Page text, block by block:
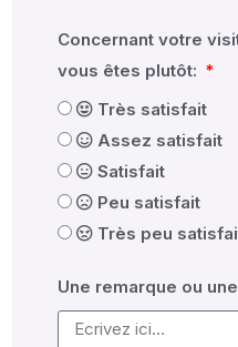
Concernant votre
vous êtes plutôt:
Très satisfait
Assez satisfait
Satisfait
Peu satisfait
Très peu
Une remarque ou